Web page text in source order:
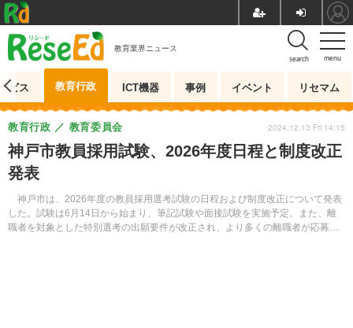
menu
search
教育業界ニュース
ビス 教育行政 ICT機器 事例 イベント リセマム
神戸市教員採用試験、2026年度日程と制度改正
発表
神戸市は、2026年度の教員採用選考試験の日程および制度改正について発表
した。試験は6月14日から始まり、筆記試験や面接試験を実施予定。また、離
職者を対象とした特別選考の出願要件が改正され、より多くの離職者が応募で
教育行政 教育委員会 2024.12.13 Fri 14:15